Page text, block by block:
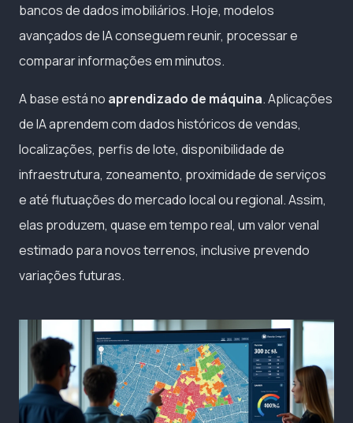
bancos de dados imobiliários. Hoje, modelos
avançados de IA conseguem reunir, processar e
comparar informações em minutos.
A base está no aprendizado de máquina. Aplicações
de IA aprendem com dados históricos de vendas,
localizações, perfis de lote, disponibilidade de
infraestrutura, zoneamento, proximidade de serviços
e até flutuações do mercado local ou regional. Assim,
elas produzem, quase em tempo real, um valor venal
estimado para novos terrenos, inclusive prevendo
variações futuras.